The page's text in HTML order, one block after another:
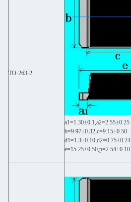
TO-263-2
a1=1.30±0.1,a2=2.55±0.25
b=9.97±0.32,c=9.15±0.50
d1=1.3±0.10,d2=0.75±0.24
e=15.25±0.50,p=2.54±0.10